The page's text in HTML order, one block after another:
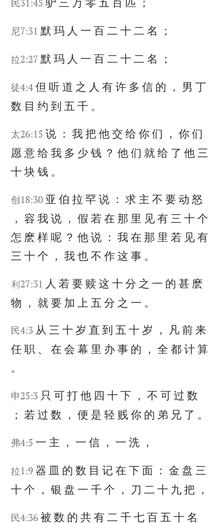
民31:45
尼7:31 默玛 人 一百二十二名 ；
拉2:27 默玛 人 一百二十二名 ；
徒4:4 但 听道 之 人有许 多信 的 ， 男丁
数 目约到五千 。
太26:15 说 ：我把他交给你们 ，你们
愿意给我 多 少钱 ？他们 就给 了他 三
十块钱 。
创18:30 亚伯拉 罕说 ：求 主不要动怒
，容我说 ，假 若在 那 里 见有 三十个
怎 麽样 呢 ？他说 ：我在 那 里 若 见有
三十个 ，我也不作这事 。
利27:31 人 若要 赎这十分 之 一 的甚 麽
物 ， 就要 加 上 五分 之 一 。
民4:3 从三十岁 直到五十岁 ， 凡前 来
任职 、在会 幕 里 办事 的 ，全都计算
。
申25:3 只可打他 四十下 ，不可过数
；若过数 ，便 是轻 贱你 的 弟 兄 了 。
弗4:5 一 主 ， 一信 ， 一洗 ，
拉1:9 器 皿 的数 目记在下面 ：金 盘三
十个 ，银 盘 一千个 ， 刀二十 九把 ，
民4:36 被数 的共有二千七百五十名